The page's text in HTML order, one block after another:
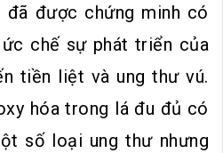
được chứng minh có
chế sự phát triển của
tiền liệt và ung thư v‌ú.
hóa trong lá đu đủ có
số loại ung thư nhưng